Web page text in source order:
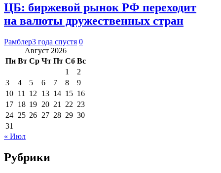
ЦБ: биржевой рынок РФ переходит
на валюты дружественных стран
Рамблер3 года спустя 0
Август 2026
Пн Вт Ср Чт Пт Сб Вс
1
2
3
4 5 6 7 8
9
10 11 12 13 14 15 16
17 18 19 20 21 22 23
24 25 26 27 28 29 30
31
« Июл
Рубрики